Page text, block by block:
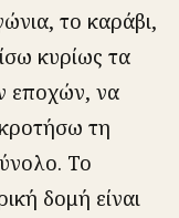
το καράβι,
κυρίως τα
εποχών, να
τη
Το
δομή είναι